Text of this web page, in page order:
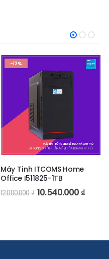
-12%
Máy Tính ITCOMS Home
Office I511825-1TB
12.000.000₫ 10.540.000 ₫